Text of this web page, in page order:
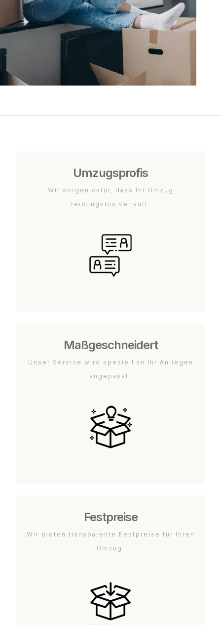
Umzugsprofis
Wir sorgen dafür, dass Ihr Umzug
reibungslos verläuft.
Maßgeschneidert
Unser Service wird speziell an Ihr Anliegen
angepasst.
Festpreise
Wir bieten transparente Festpreise für Ihren
Umzug.